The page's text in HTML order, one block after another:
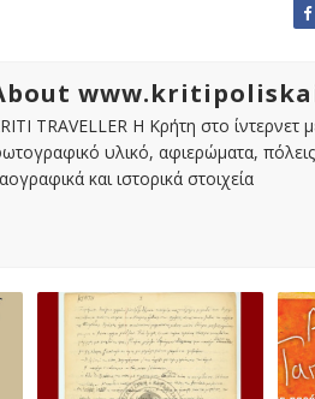
TRAVELLER Η Κρήτη στο ίντερνετ
υλικό, αφιερώματα,
και ιστορικά στοιχεία